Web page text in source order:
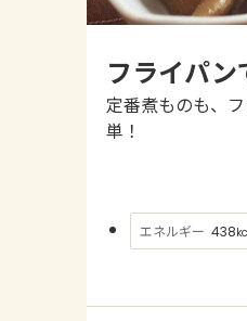
フライパ
定番煮ものも、
単！
エネルギー 438